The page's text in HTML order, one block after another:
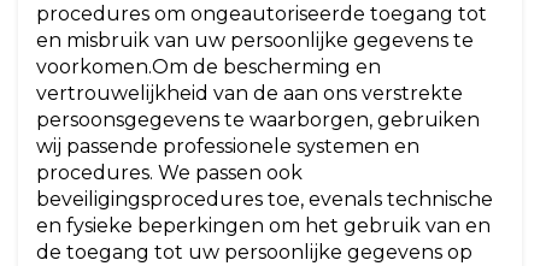
procedures om ongeautoriseerde toegang tot
en misbruik van uw persoonlijke gegevens te
voorkomen.Om de bescherming en
vertrouwelijkheid van de aan ons verstrekte
persoonsgegevens te waarborgen, gebruiken
wij passende professionele systemen en
procedures. We passen ook
beveiligingsprocedures toe, evenals technische
en fysieke beperkingen om het gebruik van en
de toegang tot uw persoonlijke gegevens op